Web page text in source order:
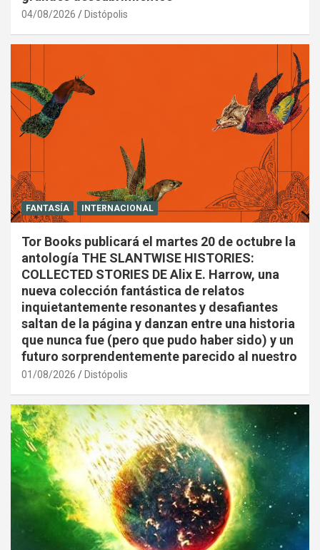
04/08/2026 Distópolis
FANTASÍA INTERNACIONAL
Tor Books publicará el martes 20 de octubre la
antología THE SLANTWISE HISTORIES:
COLLECTED STORIES DE Alix E. Harrow, una
nueva colección fantástica de relatos
inquietantemente resonantes y desafiantes
saltan de la página y danzan entre una historia
que nunca fue (pero que pudo haber sido) y un
futuro sorprendentemente parecido al nuestro
01/08/2026 Distópolis